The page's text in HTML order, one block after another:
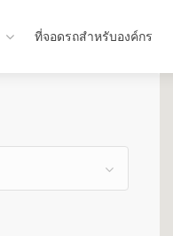
ที่จอดรถสำหรับองค์กร